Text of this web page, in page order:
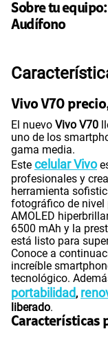
Sobre tu equipo:
Audífono
Vivo V70
El nuevo Vivo V70
uno de los
gama media.
Este celular Vivo
profesionales y
herramienta
fotográfico de nivel
AMOLED
6500 mAh y la
está listo para
Conoce a
increíble
tecnológico.
portabilidad,
liberado.
Características